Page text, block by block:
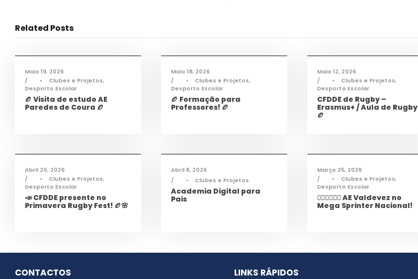
Related Posts
Desporto,Notícias
Maio 19, 2026
•
Clubes e Projetos,
Desporto Escolar
🏉 Visita de estudo AE
Paredes de Coura 🏉
Desporto,Notícias
Maio 18, 2026
•
Clubes e Projetos,
Desporto Escolar
🏉 Formação para
Professores! 🏉
Desporto,Notícias
Maio 12, 2026
•
Clubes e Projetos,
Desporto Escolar
CFDDE de Rugby –
Erasmus+ / Aula de Rugby
🏉
Abril 20, 2026
•
Clubes e Projetos,
Desporto Escolar
📣 CFDDE presente no
Primavera Rugby Fest! 🏉🌸
Abril 8, 2026
•
Clubes e Projetos
Academia Digital para
Pais
Março 25, 2026
•
Clubes e Projetos,
Desporto Escolar
🏃‍♀️🏃‍♂️🏃‍♀️ AE Valdevez no
Mega Sprinter Nacional!
CONTACTOS LINKS RÁPIDOS